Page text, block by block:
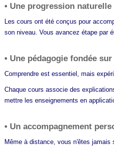
• Une progression naturelle
Les cours ont été conçus pour
son niveau. Vous avancez étape par
• Une pédagogie fondée
Comprendre est essentiel, mais
Chaque cours associe des
mettre les enseignements en
• Un accompagnement
Même à distance, vous n'êtes jamais